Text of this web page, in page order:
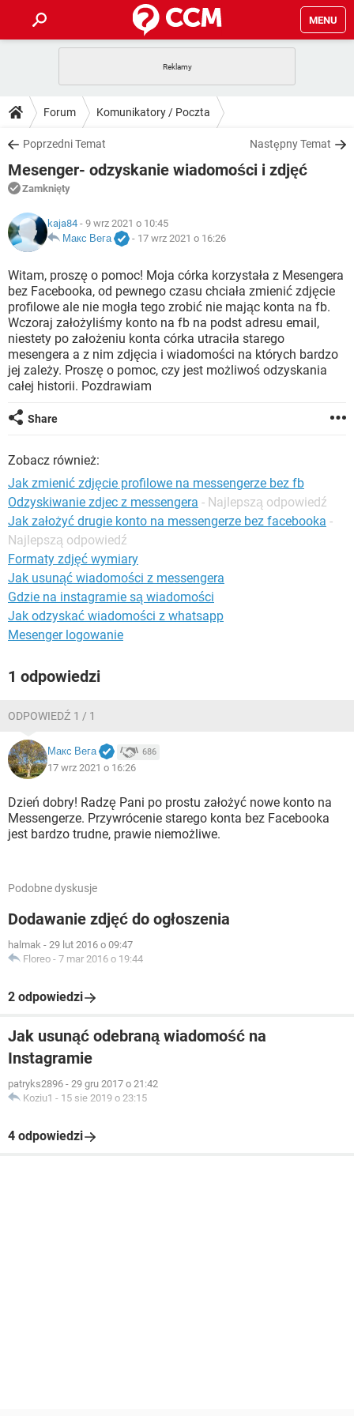
MENU
GRY WHATSAPP
SPOTIFY
INSTAGRAM FACEBOOK
WINDOWS 10
PORADY
PlayStation TIKTOK
SPOTIFY
INSTAGRAM
WINDOWS 10
DO POBRANIA
ANDROID TIKTOK
GRY
IOS
INSTAGRAM
WINDOWS 10
FORUM
COVID-19
GRY WHATSAPP
INSTAGRAM FACEBOOK
WINDOWS 10
ARTYKUŁY
COVID-19
GRY WHATSAPP
SPOTIFY NETFLIX
INSTAGRAM FACEBOOK
WINDOWS 10
Forum Komunikatory / Poczta
Poprzedni Temat Następny Temat
Mesenger- odzyskanie wiadomości i zdjęć
Zamknięty
kaja84 - 9 wrz 2021 o 10:45
Макс Вега
- 17 wrz 2021 o 16:26
Witam, proszę o pomoc! Moja córka korzystała z Mesengera
bez Facebooka, od pewnego czasu chciała zmienić zdjęcie
profilowe ale nie mogła tego zrobić nie mając konta na fb.
Wczoraj założyliśmy konto na fb na podst adresu email,
niestety po założeniu konta córka utraciła starego
mesengera a z nim zdjęcia i wiadomości na których bardzo
jej zależy. Proszę o pomoc, czy jest możliwoś odzyskania
całej historii. Pozdrawiam
Share
Zobacz również:
Jak zmienić zdjęcie profilowe na messengerze bez fb
Odzyskiwanie zdjec z messengera - Najlepszą odpowiedź
Jak założyć drugie konto na messengerze bez facebooka -
Najlepszą odpowiedź
Formaty zdjęć wymiary
Jak usunąć wiadomości z messengera
Gdzie na instagramie są wiadomości
Jak odzyskać wiadomości z whatsapp
Mesenger logowanie
1 odpowiedzi
ODPOWIEDŹ 1 / 1
Макс Вега 686
17 wrz 2021 o 16:26
Dzień dobry! Radzę Pani po prostu założyć nowe konto na
Messengerze. Przywrócenie starego konta bez Facebooka
jest bardzo trudne, prawie niemożliwe.
Podobne dyskusje
Dodawanie zdjęć do ogłoszenia
halmak - 29 lut 2016 o 09:47
Floreo - 7 mar 2016 o 19:44
2 odpowiedzi
Jak usunąć odebraną wiadomość na
Instagramie
patryks2896 - 29 gru 2017 o 21:42
Koziu1 - 15 sie 2019 o 23:15
4 odpowiedzi